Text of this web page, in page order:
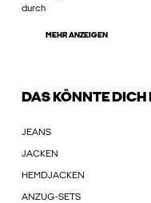
durch
MEHR ANZEIGEN
DAS KÖNNTE DICH
JEANS
JACKEN
HEMDJACKEN
ANZUG-SETS